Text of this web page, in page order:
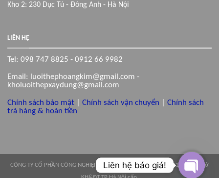
Kho 2: 230 Dục Tú - Đông Anh - Hà Nội
LIÊN HỆ
Tel: 098 747 8825 - 0912 66 9982
Email: luoithephoangkim@gmail.com -
kholuoithepxaydung@gmail.com
Chính sách bảo mật Chính sách vận chuyển
Chính sách
trả hàng & hoàn tiền
CÔNG TY CỔ PHẦN CÔNG NGHIỆP HOÀNG KIM. GPĐKKD: 0110014132 do sở
Liên hệ báo giá!